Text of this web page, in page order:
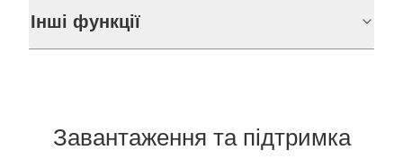
Інші функції
Завантаження та підтримка